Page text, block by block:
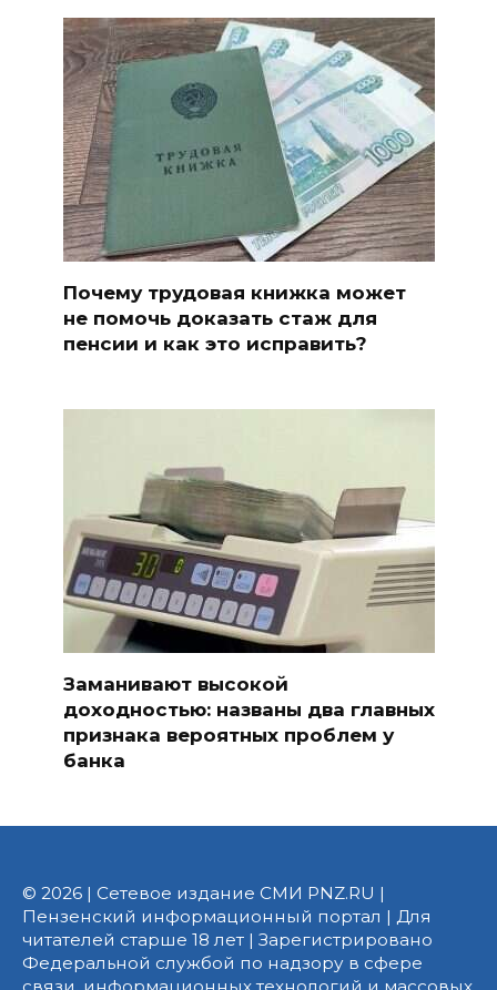
Почему трудовая книжка может
не помочь доказать стаж для
пенсии и как это исправить?
Заманивают высокой
доходностью: названы два главных
признака вероятных проблем у
банка
© 2026 | Сетевое издание СМИ PNZ.RU |
Пензенский информационный портал | Для
читателей старше 18 лет | Зарегистрировано
Федеральной службой по надзору в сфере
связи, информационных технологий и массовых